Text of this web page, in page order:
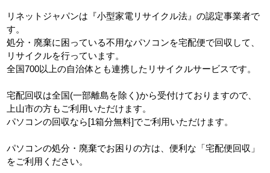
リネットジャパンは『小型家電リサイクル法』の認定事業者で
す。
処分・廃棄に困っている不用なパソコンを宅配便で回収して、
リサイクルを行っています。
全国700以上の自治体とも連携したリサイクルサービスです。
宅配回収は全国(一部離島を除く)から受付けておりますので、
上山市の方もご利用いただけます。
パソコンの回収なら[1箱分無料]でご利用いただけます。
パソコンの処分・廃棄でお困りの方は、便利な「宅配便回収」
をご利用ください。